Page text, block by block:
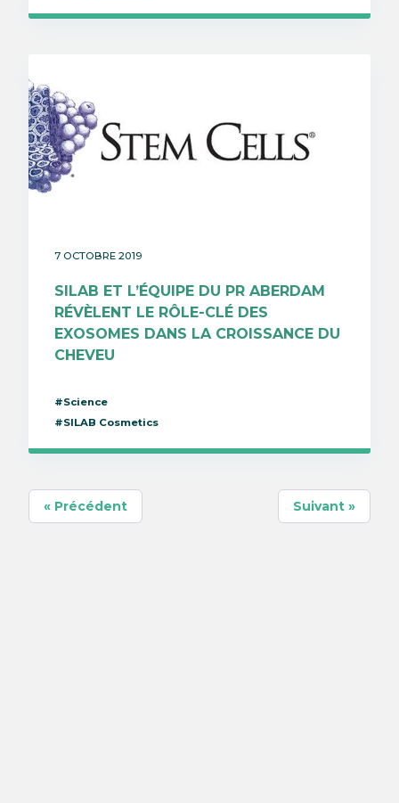
7 OCTOBRE 2019
SILAB ET L’ÉQUIPE DU PR ABERDAM
RÉVÈLENT LE RÔLE-CLÉ DES
EXOSOMES DANS LA CROISSANCE DU
CHEVEU
#Science
#SILAB Cosmetics
« Précédent Suivant »